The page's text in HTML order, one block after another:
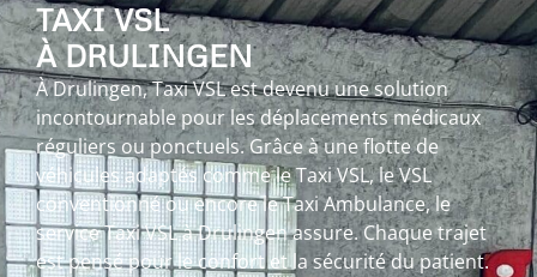
TAXI VSL
À DRULINGEN
À Drulingen, Taxi VSL est devenu une solution
incontournable pour les déplacements médicaux
réguliers ou ponctuels. Grâce à une flotte de
véhicules adaptés comme le Taxi VSL, le VSL
conventionné ou encore le Taxi Ambulance, le
service Taxi VSL à Drulingen assure. Chaque trajet
est pensé pour le confort et la sécurité du patient.